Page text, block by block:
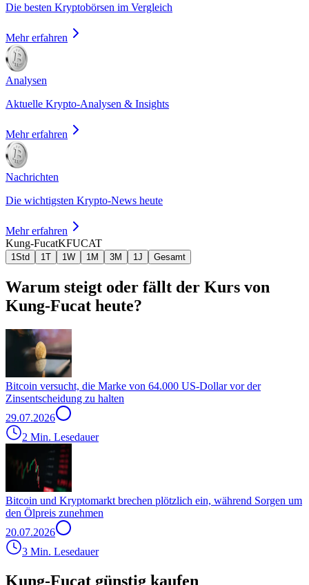
Die besten Kryptobörsen im Vergleich
Mehr erfahren
Analysen
Aktuelle Krypto-Analysen & Insights
Mehr erfahren
Nachrichten
Die wichtigsten Krypto-News heute
Mehr erfahren
Kung-FucatKFUCAT
1Std 1T 1W 1M 3M 1J Gesamt
Warum steigt oder fällt der Kurs von
Kung-Fucat heute?
Bitcoin versucht, die Marke von 64.000 US-Dollar vor der
Zinsentscheidung zu halten
29.07.2026
2 Min. Lesedauer
Bitcoin und Kryptomarkt brechen plötzlich ein, während Sorgen um
den Ölpreis zunehmen
20.07.2026
3 Min. Lesedauer
Kung-Fucat günstig kaufen